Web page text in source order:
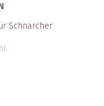
Schnarcher